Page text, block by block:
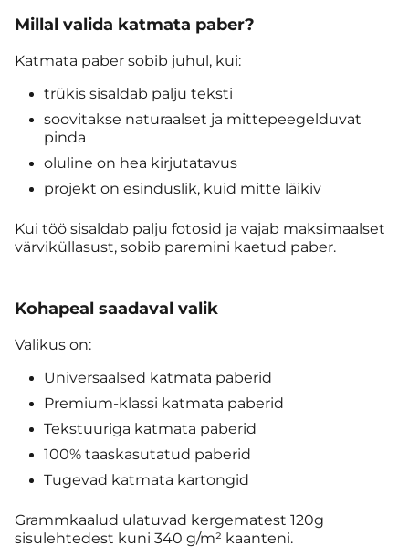
Millal valida katmata paber?
Katmata paber sobib juhul, kui:
trükis sisaldab palju teksti
soovitakse naturaalset ja mittepeegelduvat
pinda
oluline on hea kirjutatavus
projekt on esinduslik, kuid mitte läikiv
Kui töö sisaldab palju fotosid ja vajab maksimaalset
värviküllasust, sobib paremini kaetud paber.
Kohapeal saadaval valik
Valikus on:
Universaalsed katmata paberid
Premium-klassi katmata paberid
Tekstuuriga katmata paberid
100% taaskasutatud paberid
Tugevad katmata kartongid
Grammkaalud ulatuvad kergematest 120g
sisulehtedest kuni 340 g/m² kaanteni.